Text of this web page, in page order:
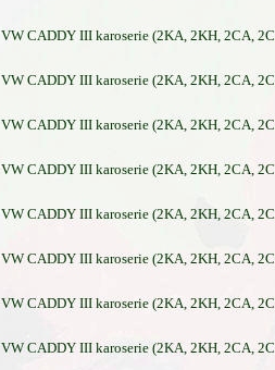
VW CADDY III karoserie (2KA, 2KH, 2CA,
VW CADDY III karoserie (2KA, 2KH, 2CA,
VW CADDY III karoserie (2KA, 2KH, 2CA,
VW CADDY III karoserie (2KA, 2KH, 2CA,
VW CADDY III karoserie (2KA, 2KH, 2CA,
VW CADDY III karoserie (2KA, 2KH, 2CA,
VW CADDY III karoserie (2KA, 2KH, 2CA,
VW CADDY III karoserie (2KA, 2KH, 2CA,